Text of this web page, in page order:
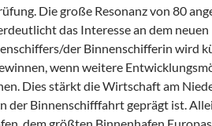
Die große Resonanz von 80
das Interesse an dem
der Binnenschifferin wird
wenn weitere
Dies stärkt die Wirtschaft am
der Binnenschifffahrt geprägt ist.